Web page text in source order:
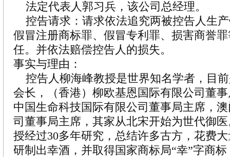
法定代表人郭习兵，该公司总经理。
控告请求：请求依法追究两被控告人生
假冒注册商标罪、假冒专利罪、损害商誉
任。并依法赔偿控告人的损失。
事实与理由：
控告人柳海峰教授是世界知名学者，目
会长，（香港）柳欧基恩国际有限公司董
中国生命科技国际有限公司董事局主席，
司董事局主席，其家从北宋开始为世代御
授经过30多年研究，总结许多古方，花费
研制出幸酒，并取得国家商标局“幸”字商标